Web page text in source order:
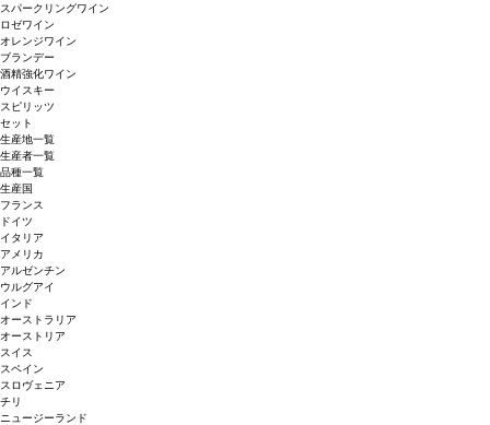
スパークリングワイン
ロゼワイン
オレンジワイン
ブランデー
酒精強化ワイン
ウイスキー
スピリッツ
セット
生産地一覧
生産者一覧
品種一覧
生産国
フランス
ドイツ
イタリア
アメリカ
アルゼンチン
ウルグアイ
インド
オーストラリア
オーストリア
スイス
スペイン
スロヴェニア
チリ
ニュージーランド